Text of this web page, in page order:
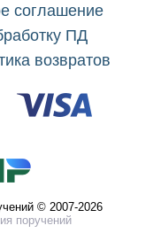
соглашение
ПД
возвратов
© 2007-2026
поручений